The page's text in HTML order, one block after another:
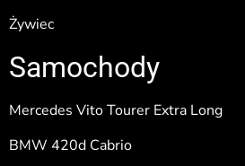
Żywiec
Samochody
Mercedes Vito Tourer Extra Long
BMW 420d Cabrio